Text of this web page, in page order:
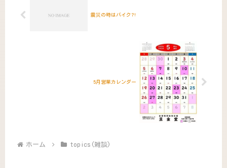
震災の時はバイク?!
5月営業カレンダー
ホーム topics(雑談)